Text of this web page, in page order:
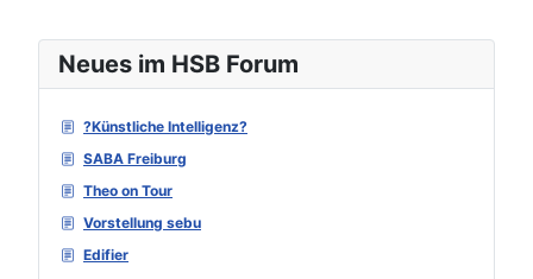
Neues im HSB Forum
?Künstliche Intelligenz?
SABA Freiburg
Theo on Tour
Vorstellung sebu
Edifier